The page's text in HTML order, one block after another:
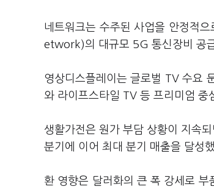
네트워크는 수주된 사업을 안정적
etwork)의 대규모 5G 통신장비 공
영상디스플레이는 글로벌 TV 수요
와 라이프스타일 TV 등 프리미엄 중
생활가전은 원가 부담 상황이 지속
분기에 이어 최대 분기 매출을 달성
환 영향은 달러화의 큰 폭 강세로